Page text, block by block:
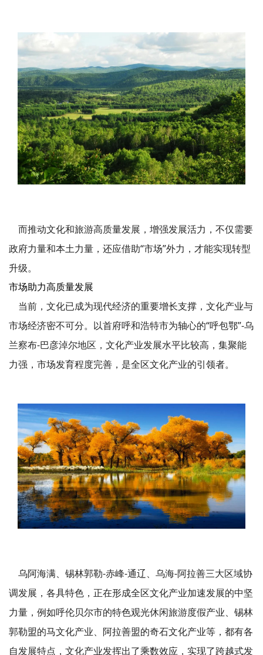
而推动文化和旅游高质量发展，增强发展活力，不仅需要
政府力量和本土力量，还应借助“市场”外力，才能实现转型
升级。
市场助力高质量发展
当前，文化已成为现代经济的重要增长支撑，文化产业与
市场经济密不可分。以首府呼和浩特市为轴心的“呼包鄂”-乌
兰察布-巴彦淖尔地区，文化产业发展水平比较高，集聚能
力强，市场发育程度完善，是全区文化产业的引领者。
乌阿海满、锡林郭勒-赤峰-通辽、乌海-阿拉善三大区域协
调发展，各具特色，正在形成全区文化产业加速发展的中坚
力量，例如呼伦贝尔市的特色观光休闲旅游度假产业、锡林
郭勒盟的马文化产业、阿拉善盟的奇石文化产业等，都有各
自发展特点，文化产业发挥出了乘数效应，实现了跨越式发